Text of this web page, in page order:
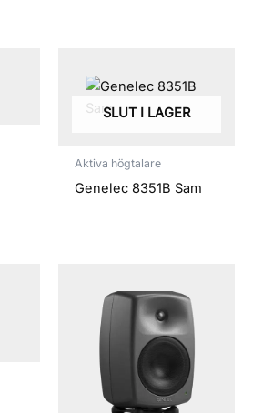
SLUT I LAGER
Aktiva högtalare
Genelec 8351B Sam